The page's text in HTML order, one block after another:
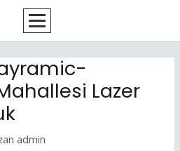
Lazer
admin